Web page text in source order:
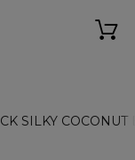
CK SILKY